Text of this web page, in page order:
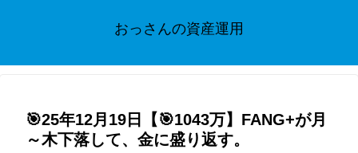
おっさんの資産運用
🎯25年12月19日【🎯1043万】FANG+が月
～木下落して、金に盛り返す。